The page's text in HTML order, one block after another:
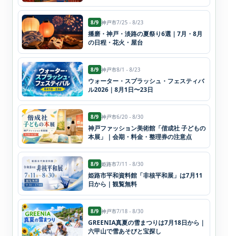
8/9 神戸市7/25 - 8/23
播磨・神戸・淡路の夏祭り6選｜7月・8月
の日程・花火・屋台
8/9 神戸市8/1 - 8/23
ウォーター・スプラッシュ・フェスティバ
ル2026｜8月1日〜23日
8/9 神戸市6/20 - 8/30
神戸ファッション美術館「偕成社 子どもの
本展」｜会期・料金・整理券の注意点
8/9 姫路市7/11 - 8/30
姫路市平和資料館「非核平和展」は7月11
日から｜観覧無料
8/9 神戸市7/18 - 8/30
GREENIA真夏の雪まつりは7月18日から｜
六甲山で雪あそびと宝探し